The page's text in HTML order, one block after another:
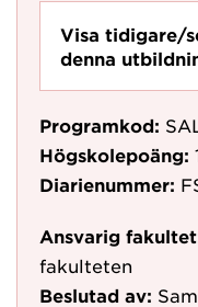
Visa tidigare/
denna
Programkod:
Högskolepoäng:
Diarienummer:
Ansvarig
fakulteten
Beslutad av: